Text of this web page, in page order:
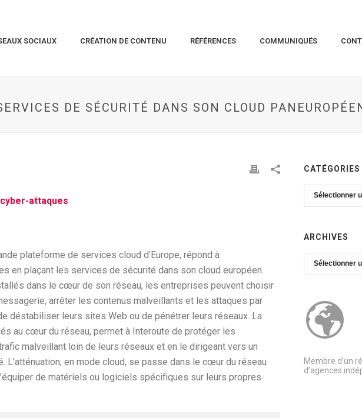
SOCIAUX CRÉATION DE CONTENU RÉFÉRENCES COMMUNIQUÉS
DE SÉCURITÉ DANS SON CLOUD
attaques
plateforme de services cloud d’Europe, répond à
en plaçant les services de sécurité dans son cloud européen.
dans le cœur de son réseau, les entreprises peuvent choisir
arrêter les contenus malveillants et les attaques par
déstabiliser leurs sites Web ou de pénétrer leurs réseaux. La
au cœur du réseau, permet à Interoute de protéger les
malveillant loin de leurs réseaux et en le dirigeant vers un
en mode cloud, se passe dans le cœur du réseau
de matériels ou logiciels spécifiques sur leurs propres
CATÉGORIES
Catégories
ARCHIVES
Archives
Membre d’un
d’agences